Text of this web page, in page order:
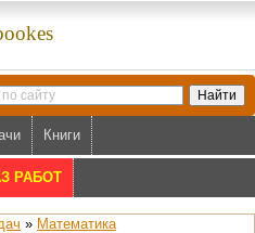
Книги
РАБОТ
» Математика